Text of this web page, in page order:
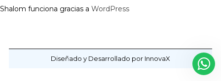
Shalom funciona gracias a WordPress
Diseñado y Desarrollado por InnovaX